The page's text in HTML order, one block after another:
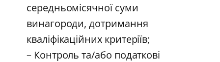
середньомісячної суми
винагороди, дотримання
кваліфікаційних критеріїв;
– Контроль та/або податкові